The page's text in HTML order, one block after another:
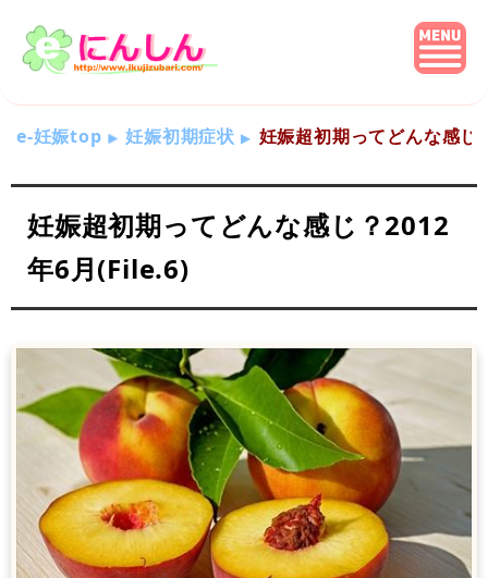
e-妊娠top 妊娠初期症状 妊娠超初期ってどんな感
妊娠超初期ってどんな感じ？2012
年6月(File.6)